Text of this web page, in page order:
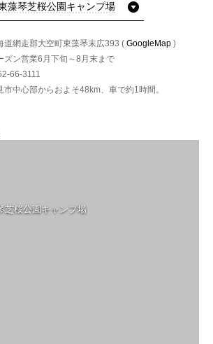
藻琴芝桜公園キャンプ場
道網走郡大空町東藻琴末広393 ( GoogleMap )
ズン営業6月下旬～8月末まで
66-3111
市中心部からおよそ48km、車で約1時間。
芝桜公園キャンプ場